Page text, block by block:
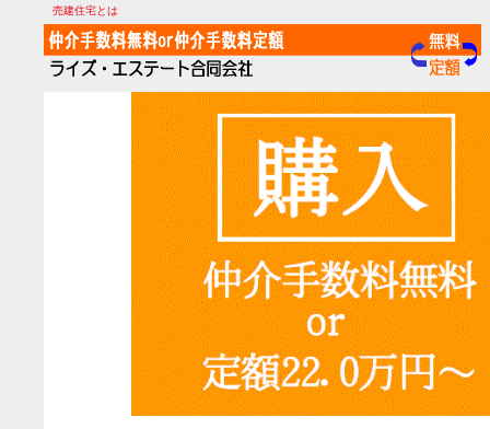
売建住宅とは